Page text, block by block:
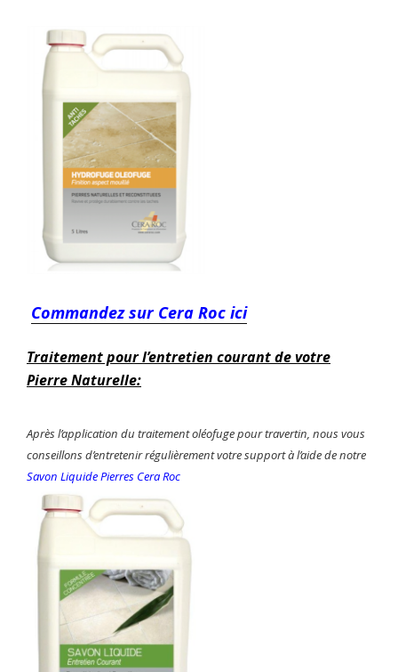
Commandez sur Cera Roc ici
Traitement pour l’entretien courant de votre
Pierre Naturelle:
Après l’application du traitement oléofuge pour travertin, nous vous
conseillons d’entretenir régulièrement votre support à l’aide de notre
Savon Liquide Pierres Cera Roc